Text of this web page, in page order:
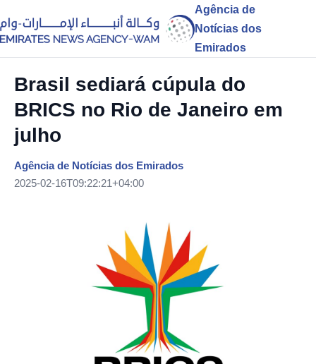
Agência de
Notícias dos
Emirados
Brasil sediará cúpula do
BRICS no Rio de Janeiro em
julho
Agência de Notícias dos Emirados
2025-02-16T09:22:21+04:00